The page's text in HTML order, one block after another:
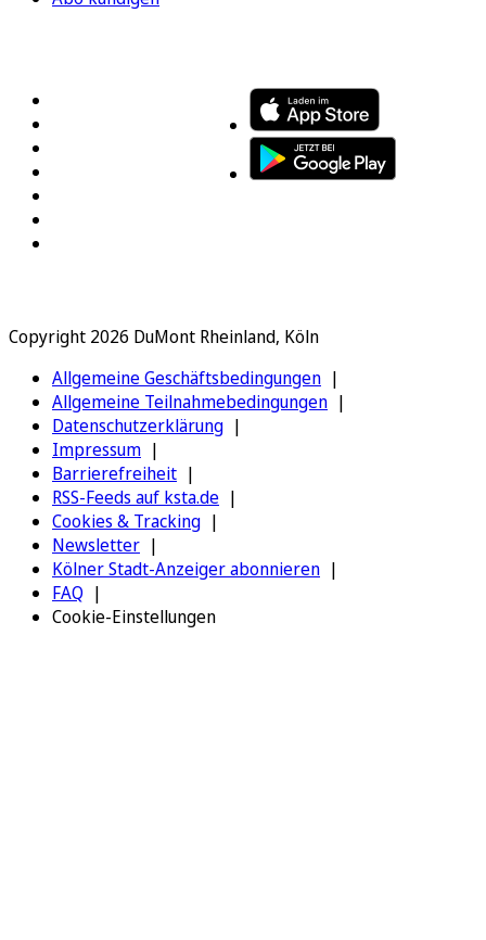
Copyright 2026 DuMont Rheinland, Köln
Allgemeine Geschäftsbedingungen
Allgemeine Teilnahmebedingungen
Datenschutzerklärung
Impressum
Barrierefreiheit
RSS-Feeds auf ksta.de
Cookies & Tracking
Newsletter
Kölner Stadt-Anzeiger abonnieren
FAQ
Cookie-Einstellungen